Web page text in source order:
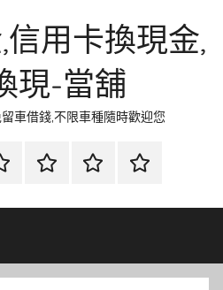
用卡換現金,
現-當舖
車借錢,不限車種隨時歡迎您
流
時
環
清
聯
徵